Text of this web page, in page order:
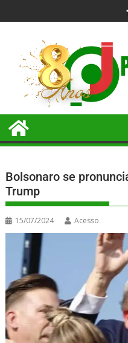
Bolsonaro se
Trump
15/07/2024 Acesso